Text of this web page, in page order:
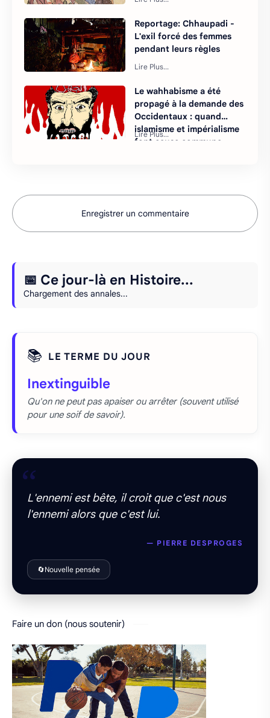
Reportage: Chhaupadi -
L'exil forcé des femmes
pendant leurs règles
Le wahhabisme a été
propagé à la demande des
Occidentaux : quand
islamisme et impérialisme
font cause commune
Enregistrer un commentaire
📅 Ce jour-là en Histoire...
Chargement des annales...
📚 LE TERME DU JOUR
Inextinguible
Qu'on ne peut pas apaiser ou arrêter (souvent utilisé
pour une soif de savoir).
“
L'ennemi est bête, il croit que c'est nous
l'ennemi alors que c'est lui.
— PIERRE DESPROGES
🔄Nouvelle pensée
Faire un don (nous soutenir)